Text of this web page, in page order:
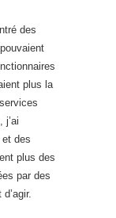
des
plus la
j’ai
et des
plus des
par des